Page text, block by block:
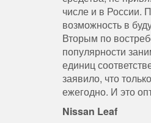
числе и в России.
возможность в
Вторым по
популярности
единиц
заявило, что
ежегодно. И это
Nissan Leaf